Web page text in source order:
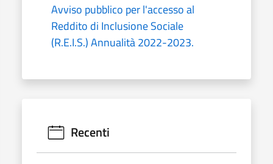
Avviso pubblico per l'accesso al
Reddito di Inclusione Sociale
(R.E.I.S.) Annualità 2022-2023.
Recenti